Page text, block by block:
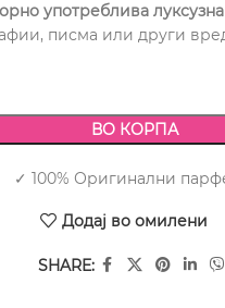
употреблива луксузна
писма или други
ВО КОРПА
✓ 100% Оригинални
Додај во омилени
SHARE: